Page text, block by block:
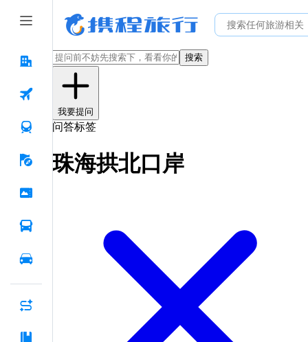
搜索
我要提问
问答标签
珠海拱北口岸